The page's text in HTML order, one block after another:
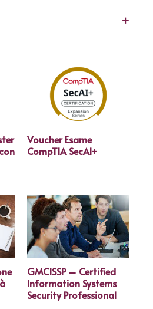
+
Voucher Esame
CompTIA SecAI+
GMCISSP – Certified
Information Systems
Security Professional